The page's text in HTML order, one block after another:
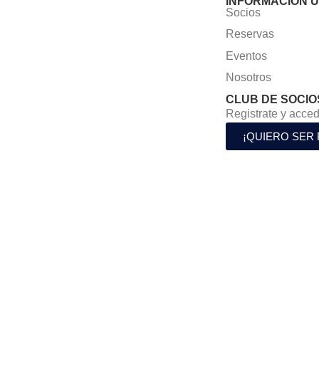
Socios
Reservas
Eventos
Nosotros
CLUB DE
Registrate y
¡QUIERO SER